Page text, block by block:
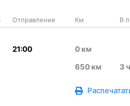
Отправление Км В
21:00 0 км
650 км 3